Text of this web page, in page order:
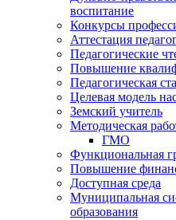
воспитание
Конкурсы
Аттестация
Педагогические
Повышение
Педагогическая
Целевая модель
Земский учитель
Методическая
ГМО
Функциональная
Повышение
Доступная среда
Муниципальная
образования